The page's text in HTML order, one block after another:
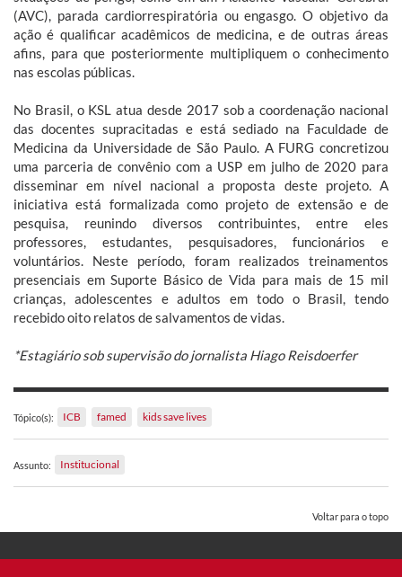
(AVC), parada cardiorrespiratória ou engasgo. O objetivo da
ação é qualificar acadêmicos de medicina, e de outras áreas
afins, para que posteriormente multipliquem o conhecimento
nas escolas públicas.
No Brasil, o KSL atua desde 2017 sob a coordenação nacional
das docentes supracitadas e está sediado na Faculdade de
Medicina da Universidade de São Paulo. A FURG concretizou
uma parceria de convênio com a USP em julho de 2020 para
disseminar em nível nacional a proposta deste projeto. A
iniciativa está formalizada como projeto de extensão e de
pesquisa, reunindo diversos contribuintes, entre eles
professores, estudantes, pesquisadores, funcionários e
voluntários. Neste período, foram realizados treinamentos
presenciais em Suporte Básico de Vida para mais de 15 mil
crianças, adolescentes e adultos em todo o Brasil, tendo
recebido oito relatos de salvamentos de vidas.
*Estagiário sob supervisão do jornalista Hiago Reisdoerfer
Tópico(s): ICB famed kids save lives
Assunto: Institucional
Voltar para o topo